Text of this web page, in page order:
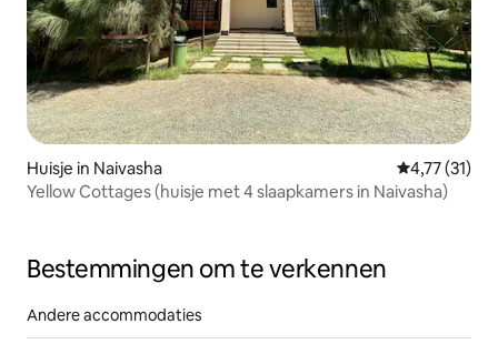
Huisje in Naivasha Gemiddelde
4,77 (31)
Yellow Cottages (huisje met 4 slaapkamers in Naivasha)
Bestemmingen om te verkennen
Andere accommodaties